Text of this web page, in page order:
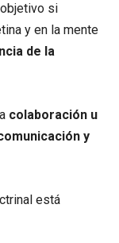
si
y en la mente
de la
colaboración u
y
está